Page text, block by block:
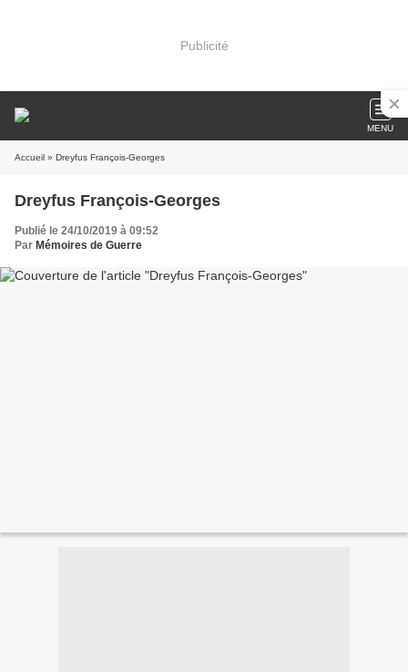
Publicité
MENU
Accueil » Dreyfus François-Georges
Dreyfus François-Georges
Publié le 24/10/2019 à 09:52
Par Mémoires de Guerre